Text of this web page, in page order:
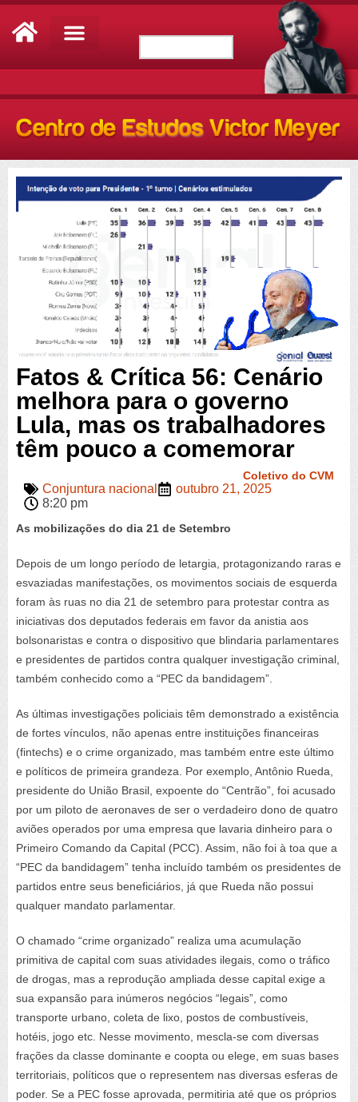
Fatos & Crítica 56: Cenário
melhora para o governo
Lula, mas os trabalhadores
têm pouco a comemorar
Coletivo do CVM
Conjuntura nacional
outubro 21, 2025
8:20 pm
As mobilizações do dia 21 de Setembro
Depois de um longo período de letargia, protagonizando raras e
esvaziadas manifestações, os movimentos sociais de esquerda
foram às ruas no dia 21 de setembro para protestar contra as
iniciativas dos deputados federais em favor da anistia aos
bolsonaristas e contra o dispositivo que blindaria parlamentares
e presidentes de partidos contra qualquer investigação criminal,
também conhecido como a “PEC da bandidagem”.
As últimas investigações policiais têm demonstrado a existência
de fortes vínculos, não apenas entre instituições financeiras
(fintechs) e o crime organizado, mas também entre este último
e políticos de primeira grandeza. Por exemplo, Antônio Rueda,
presidente do União Brasil, expoente do “Centrão”, foi acusado
por um piloto de aeronaves de ser o verdadeiro dono de quatro
aviões operados por uma empresa que lavaria dinheiro para o
Primeiro Comando da Capital (PCC). Assim, não foi à toa que a
“PEC da bandidagem” tenha incluído também os presidentes de
partidos entre seus beneficiários, já que Rueda não possui
qualquer mandato parlamentar.
O chamado “crime organizado” realiza uma acumulação
primitiva de capital com suas atividades ilegais, como o tráfico
de drogas, mas a reprodução ampliada desse capital exige a
sua expansão para inúmeros negócios “legais”, como
transporte urbano, coleta de lixo, postos de combustíveis,
hotéis, jogo etc. Nesse movimento, mescla-se com diversas
frações da classe dominante e coopta ou elege, em suas bases
territoriais, políticos que o representem nas diversas esferas de
poder. Se a PEC fosse aprovada, permitiria até que os próprios